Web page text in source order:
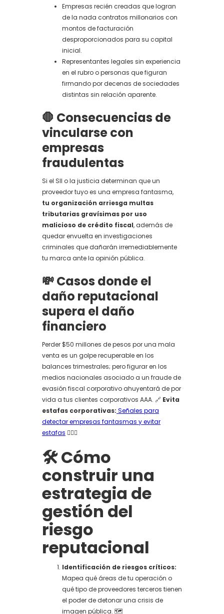
Empresas recién creadas que logran
de la nada contratos millonarios con
montos de facturación
desproporcionados para su capital
inicial.
Representantes legales sin experiencia
en el rubro o personas que figuran
firmando por decenas de sociedades
distintas sin relación aparente.
🛑 Consecuencias de
vincularse con
empresas
fraudulentas
Si el SII o la justicia determinan que un
proveedor tuyo es una empresa fantasma,
tu organización arriesga multas
tributarias gravísimas por uso
malicioso de crédito fiscal, además de
quedar envuelta en investigaciones
criminales que dañarán irremediablemente
tu marca ante la opinión pública.
💸 Casos donde el
daño reputacional
supera el daño
financiero
Perder $50 millones de pesos por una mala
venta es un golpe recuperable en los
balances trimestrales; pero figurar en los
medios nacionales asociado a un fraude de
evasión fiscal corporativo ahuyentará de por
vida a tus clientes corporativos AAA. 🔗 Evita
estafas corporativas: Señales para
detectar empresas fantasmas y evitar
estafas 🕵️‍♂️🚫
🛠️ Cómo
construir una
estrategia de
gestión del
riesgo
reputacional
Identificación de riesgos críticos:
Mapea qué áreas de tu operación o
qué tipo de proveedores terceros tienen
el poder de detonar una crisis de
imagen pública. 🗺️